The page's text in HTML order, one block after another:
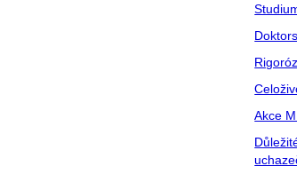
Akce